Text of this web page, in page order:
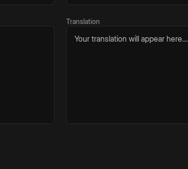
Translation
Your translation will appear here...